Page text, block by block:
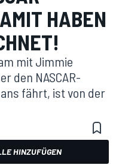
HABEN
mit Jimmie
den NASCAR-
fährt, ist von der
HINZUFÜGEN